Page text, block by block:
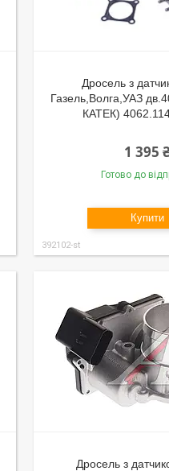
Дросель з
Газель,Волга,УАЗ
КАТЕК)
1 395
Готово до
Купити
392102-st
Дросель з